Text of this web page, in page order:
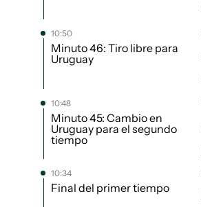
10:50
Minuto 46: Tiro libre para
Uruguay
10:48
Minuto 45: Cambio en
Uruguay para el segundo
tiempo
10:34
Final del primer tiempo